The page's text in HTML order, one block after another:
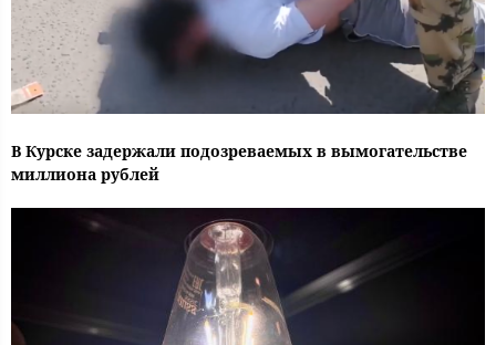
В Курске задержали подозреваемых в вымогательстве
миллиона рублей